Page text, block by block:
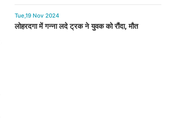
Tue,19 Nov 2024
लोहरदगा में गन्ना लदे ट्रक ने युवक को रौंदा, मौत